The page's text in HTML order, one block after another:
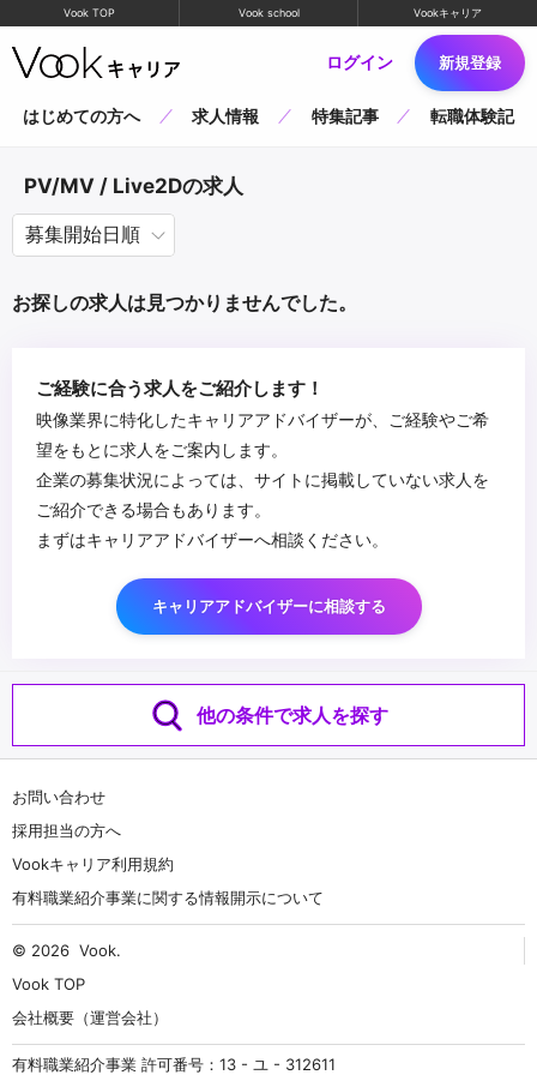
Vook TOP Vook school Vookキャリア
ログイン 新規登録
はじめての方へ 求人情報 特集記事 転職体験記
PV/MV / Live2Dの求人
お探しの求人は見つかりませんでした。
ご経験に合う求人をご紹介します！
映像業界に特化したキャリアアドバイザーが、ご経験やご希
望をもとに求人をご案内します。
企業の募集状況によっては、サイトに掲載していない求人を
ご紹介できる場合もあります。
まずはキャリアアドバイザーへ相談ください。
キャリアアドバイザーに相談する
他の条件で求人を探す
お問い合わせ
採用担当の方へ
Vookキャリア利用規約
有料職業紹介事業に関する情報開示について
© 2026 Vook.
Vook TOP
会社概要（運営会社）
有料職業紹介事業 許可番号：13 - ユ - 312611